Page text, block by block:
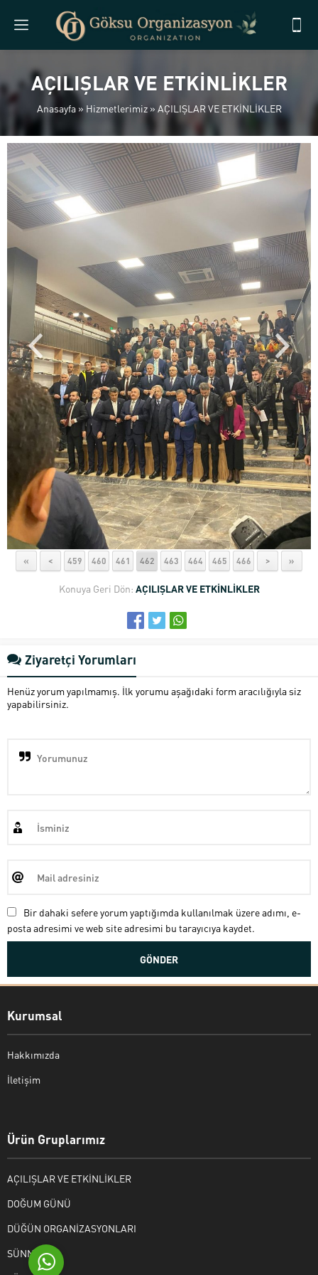
AÇILIŞLAR VE ETKİNLİKLER
Anasayfa» Hizmetlerimiz» AÇILIŞLAR VE ETKİNLİKLER
« < 459 460 461 462 463 464 465 466 > »
Konuya Geri Dön: AÇILIŞLAR VE ETKİNLİKLER
Ziyaretçi Yorumları
Henüz yorum yapılmamış. İlk yorumu aşağıdaki form aracılığıyla siz
yapabilirsiniz.
Bir dahaki sefere yorum yaptığımda kullanılmak üzere adımı, e-
posta adresimi ve web site adresimi bu tarayıcıya kaydet.
Kurumsal
Hakkımızda
İletişim
Ürün Gruplarımız
AÇILIŞLAR VE ETKİNLİKLER
DOĞUM GÜNÜ
DÜĞÜN ORGANİZASYONLARI
SÜNNET